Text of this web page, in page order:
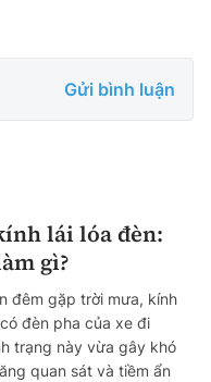
Gửi bình luận
lái lóa đèn:
gì?
đêm gặp trời mưa, kính
đèn pha của xe đi
trạng này vừa gây khó
quan sát và tiềm ẩn